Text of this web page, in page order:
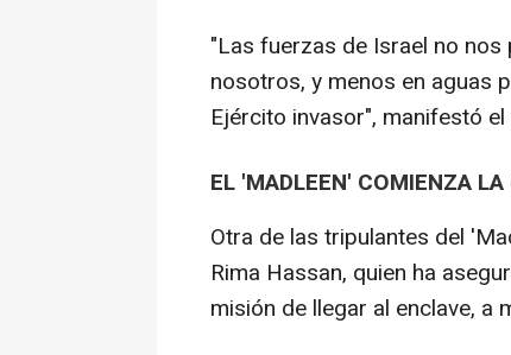
"Las fuerzas de Israel no
nosotros, y menos en aguas
Ejército invasor", manifestó
EL 'MADLEEN' COMIENZA
Otra de las tripulantes del
Rima Hassan, quien ha
misión de llegar al enclave, a